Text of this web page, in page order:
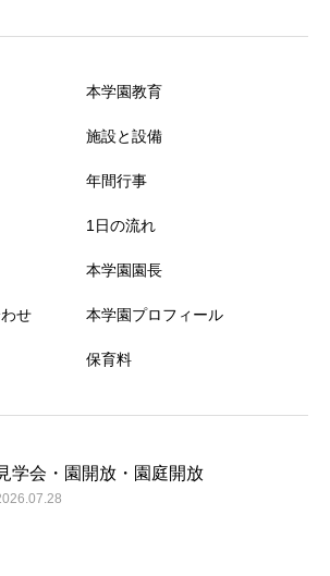
せ
本学園教育
施設と設備
年間行事
1日の流れ
本学園園長
本学園プロフィール
保育料
学会・園開放・園庭開放